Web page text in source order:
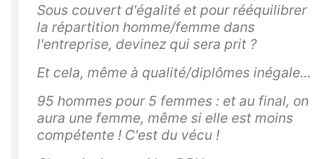
Sous couvert d'égalité et pour rééquilibrer
la répartition homme/femme dans
l'entreprise, devinez qui sera prit ?
Et cela, même à qualité/diplômes inégale...
95 hommes pour 5 femmes : et au final, on
aura une femme, même si elle est moins
compétente ! C'est du vécu !